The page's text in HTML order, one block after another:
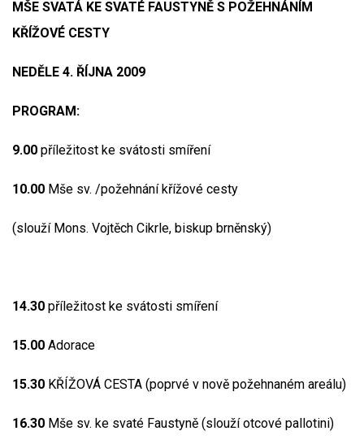
MŠE SVATÁ KE SVATÉ FAUSTYNĚ S POŽEHNÁNÍM
KŘÍŽOVÉ CESTY
NEDĚLE 4. ŘÍJNA 2009
PROGRAM:
9.00 příležitost ke svátosti smíření
10.00 Mše sv. /požehnání křížové cesty
(slouží Mons. Vojtěch Cikrle, biskup brněnský)
14.30 příležitost ke svátosti smíření
15.00 Adorace
15.30 KŘÍŽOVÁ CESTA (poprvé v nově požehnaném areálu)
16.30 Mše sv. ke svaté Faustyně (slouží otcové pallotini)